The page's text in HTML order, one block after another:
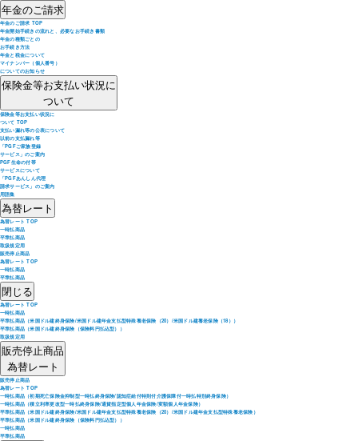
年金のご請求
年金のご請求 TOP
年金開始手続きの流れと、必要なお手続き書類
年金の種類ごとの
お手続き方法
年金と税金について
マイナンバー（個人番号）
についてのお知らせ
保険金等お支払い状況に
ついて
保険金等お支払い状況に
ついて TOP
支払い漏れ等の公表について
以前の支払漏れ等
「PGFご家族登録
サービス」のご案内
PGF生命の付帯
サービスについて
「PGFあんしん代理
請求サービス」のご案内
用語集
為替レート
為替レート TOP
一時払商品
平準払商品
取扱規定用
販売停止商品
為替レート TOP
一時払商品
平準払商品
閉じる
為替レート TOP
一時払商品
平準払商品（米国ドル建終身保険/米国ドル建年金支払型特殊養老保険（20）/米国ドル建養老保険（18））
平準払商品（米国ドル建終身保険（保険料円払込型））
取扱規定用
販売停止商品
為替レート
販売停止商品
為替レート TOP
一時払商品（初期死亡保険金抑制型一時払終身保険/認知症給付特則付介護保障付一時払特別終身保険）
一時払商品（積立利率更改型一時払終身保険/通貨指定型個人年金保険/変額個人年金保険）
平準払商品（米国ドル建終身保険/米国ドル建年金支払型特殊養老保険（20）/米国ドル建年金支払型特殊養老保険）
平準払商品（米国ドル建終身保険（保険料円払込型））
一時払商品
平準払商品